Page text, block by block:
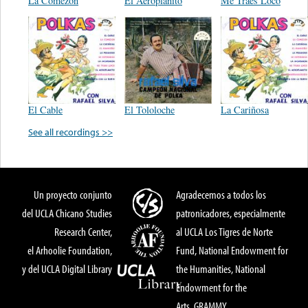
El Cable El Tololoche
La Cariñosa
See all recordings >>
Un proyecto conjunto
del UCLA Chicano Studies
Research Center,
el Arhoolie Foundation,
y del UCLA Digital Library
Agradecemos a todos los
patronicadores, especialmente
al UCLA Los Tigres de Norte
Fund, National Endowment for
the Humanities, National
Endowment for the